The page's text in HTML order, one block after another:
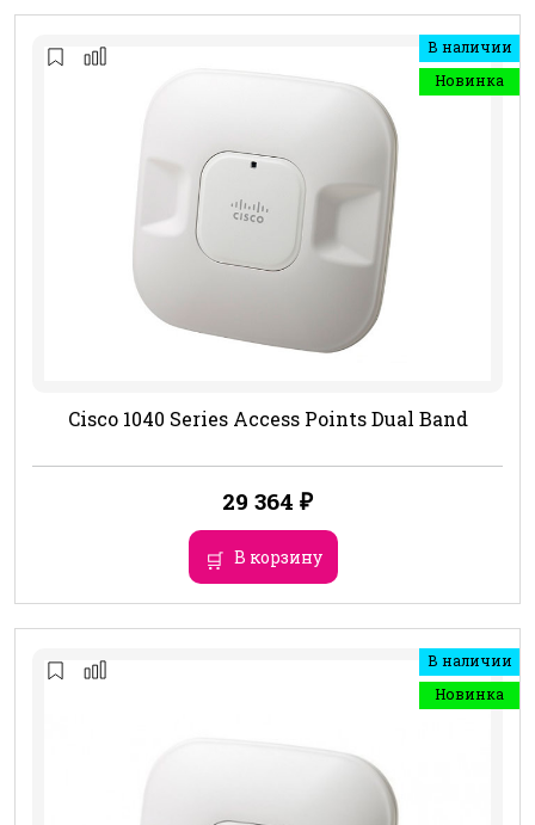
В наличии
Новинка
Cisco 1040 Series Access Points Dual Band
29 364 ₽
В корзину
В наличии
Новинка